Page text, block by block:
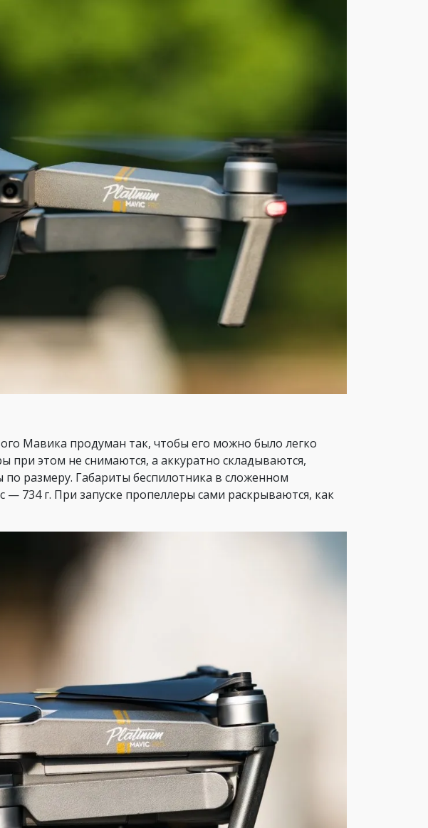
Мавика продуман так, чтобы его можно было легко
при этом не снимаются, а аккуратно складываются,
размеру. Габариты беспилотника в сложенном
— 734 г. При запуске пропеллеры сами раскрываются, как